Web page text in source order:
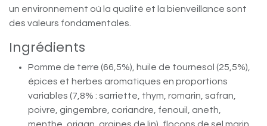
un environnement où la qualité et la bienveillance sont
des valeurs fondamentales.
Ingrédients
Pomme de terre (66,5%), huile de tournesol (25,5%),
épices et herbes aromatiques en proportions
variables (7,8% : sarriette, thym, romarin, safran,
poivre, gingembre, coriandre, fenouil, aneth,
menthe, origan, graines de lin), flocons de sel marin